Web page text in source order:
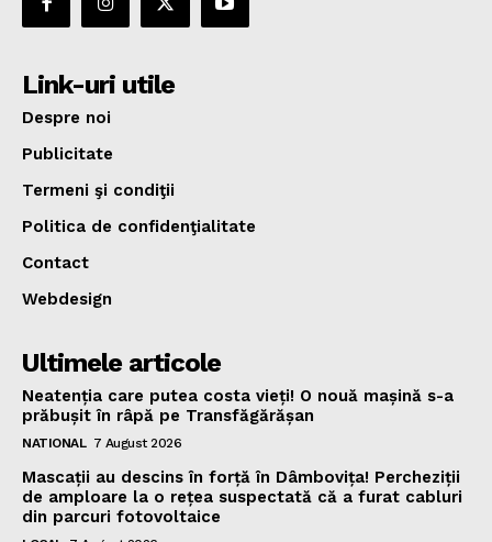
Link-uri utile
Despre noi
Publicitate
Termeni şi condiţii
Politica de confidenţialitate
Contact
Webdesign
Ultimele articole
Neatenția care putea costa vieți! O nouă mașină s-a
prăbușit în râpă pe Transfăgărășan
NATIONAL 7 August 2026
Mascații au descins în forță în Dâmbovița! Percheziții
de amploare la o rețea suspectată că a furat cabluri
din parcuri fotovoltaice